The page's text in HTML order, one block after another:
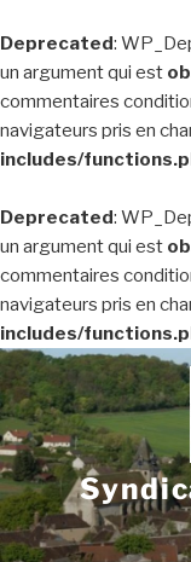
Deprecated:
un argument qui est
commentaires
navigateurs pris en
includes/
Deprecated:
un argument qui est
commentaires
navigateurs pris en
includes/
Aller
au
contenu
principal